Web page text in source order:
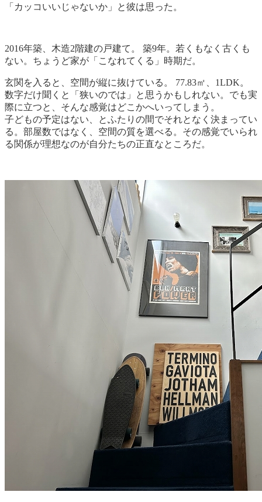
「カッコいいじゃないか」と彼は思った。
2016年築、木造2階建の戸建て。 築9年。若くもなく古くも
ない。ちょうど家が「こなれてくる」時期だ。
玄関を入ると、空間が縦に抜けている。 77.83㎡、1LDK。
数字だけ聞くと「狭いのでは」と思うかもしれない。でも実
際に立つと、そんな感覚はどこかへいってしまう。
子どもの予定はない、とふたりの間でそれとなく決まってい
る。部屋数ではなく、空間の質を選べる。その感覚でいられ
る関係が理想なのが自分たちの正直なところだ。